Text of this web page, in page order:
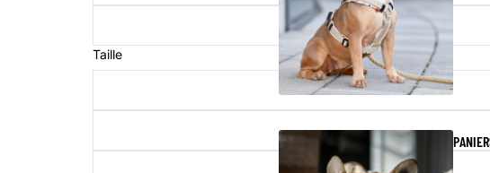
Taille